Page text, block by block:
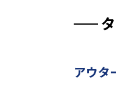
アウタ